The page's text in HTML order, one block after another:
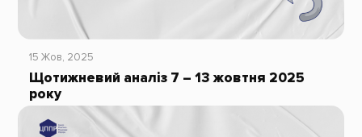
15 Жов, 2025
Щотижневий аналіз 7 – 13 жовтня 2025
року